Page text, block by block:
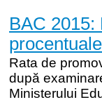
BAC 2015:
Rata de
după
Ministerului